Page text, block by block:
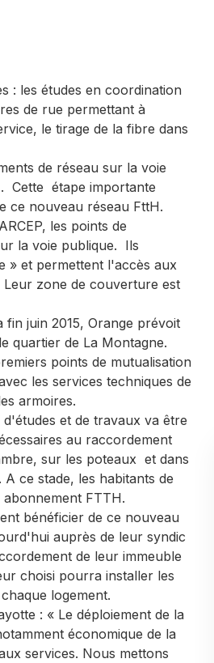
: les études en coordination
de rue permettant à
le tirage de la fibre dans
de réseau sur la voie
Cette étape importante
ce nouveau réseau FttH.
les points de
la voie publique. Ils
» et permettent l'accès aux
Leur zone de couverture est
fin juin 2015, Orange prévoit
quartier de La Montagne.
points de mutualisation
les services techniques de
armoires.
et de travaux va être
au raccordement
sur les poteaux et dans
ce stade, les habitants de
FTTH.
bénéficier de ce nouveau
auprès de leur syndic
de leur immeuble
choisi pourra installer les
logement.
: « Le déploiement de la
économique de la
services. Nous mettons